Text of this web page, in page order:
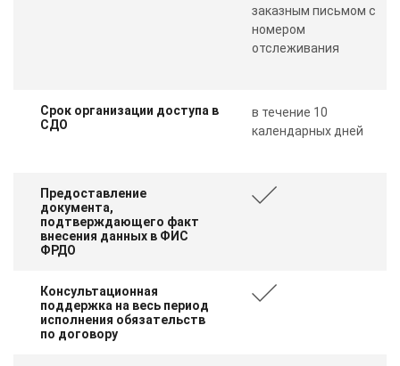
заказным письмом с
номером
отслеживания
Срок организации доступа в
СДО
в течение 10
календарных дней
Предоставление
документа,
подтверждающего факт
внесения данных в ФИС
ФРДО
Консультационная
поддержка на весь период
исполнения обязательств
по договору